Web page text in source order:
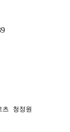
츠 청정원